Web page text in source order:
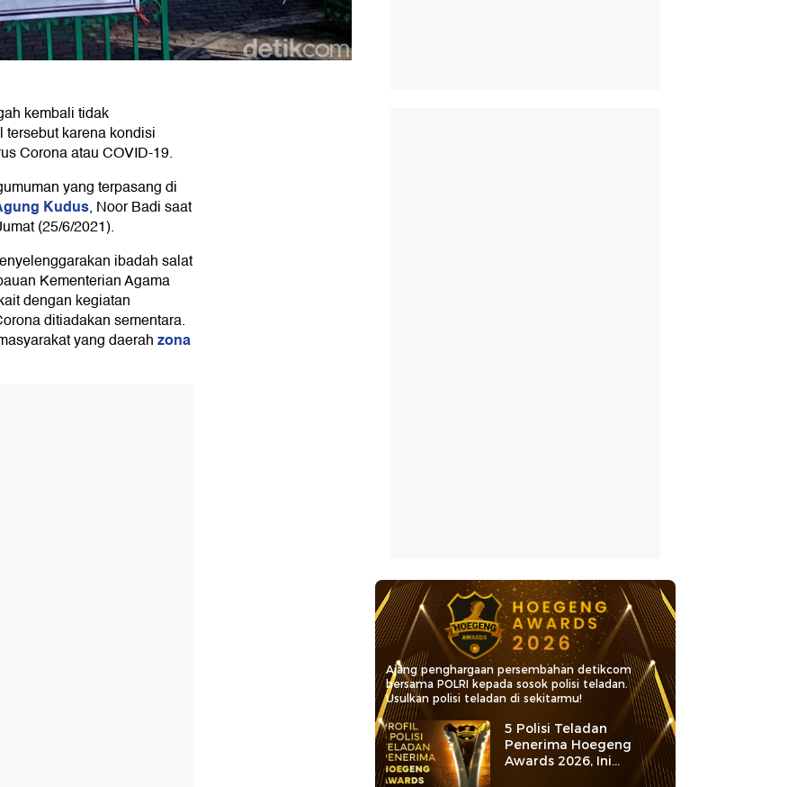
kembali tidak
karena kondisi
Corona atau COVID-19.
yang terpasang di
Kudus, Noor Badi saat
(25/6/2021).
ibadah salat
Kementerian Agama
dengan kegiatan
ditiadakan sementara.
yang daerahzona
Ajang penghargaan persembahan detikcom
bersama POLRI kepada sosok polisi teladan.
Usulkan polisi teladan di sekitarmu!
5 Polisi Teladan
Penerima Hoegeng
Awards 2026, Ini
Kategori dan Kiprahnya